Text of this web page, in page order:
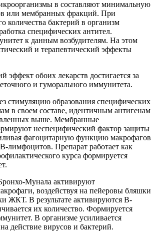
в составляют минимальную
или мембранных фракций. При
количества бактерий в организм
специфических антител.
к данным возбудителям. На этом
и терапевтический эффекты
эффект обоих лекарств достигается за
и гуморального иммунитета.
стимуляцию образования специфических
в своем составе, идентичным антигенам
выше. Мембранные
неспецифический фактор защиты
фагоцитарную функцию макрофагов
лимфоцитов. Препарат работает как
курса формируется
Мунала активируют
воздействуя на пейеровы бляшки
ЖКТ. В результате активируются В-
их количество. Формируется
В организме усиливается
действие вирусов и бактерий.